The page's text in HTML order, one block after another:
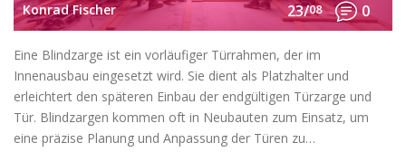
Konrad Fischer 23/08 0
Eine Blindzarge ist ein vorläufiger Türrahmen, der im
Innenausbau eingesetzt wird. Sie dient als Platzhalter und
erleichtert den späteren Einbau der endgültigen Türzarge und
Tür. Blindzargen kommen oft in Neubauten zum Einsatz, um
eine präzise Planung und Anpassung der Türen zu